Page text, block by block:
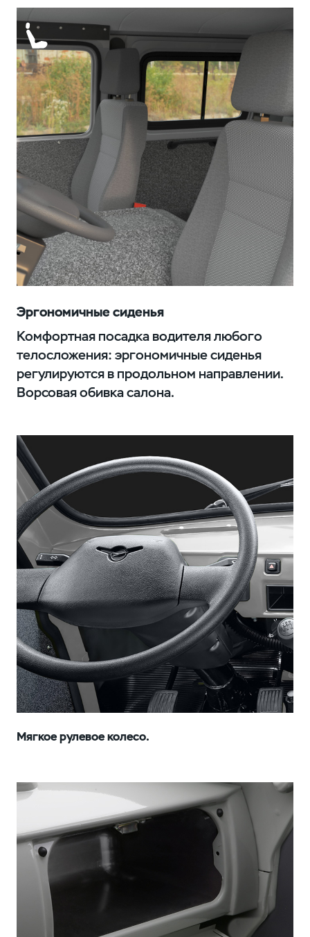
Эргономичные сиденья
Комфортная посадка водителя любого
телосложения: эргономичные сиденья
регулируются в продольном направлении.
Ворсовая обивка салона.
Мягкое рулевое колесо.